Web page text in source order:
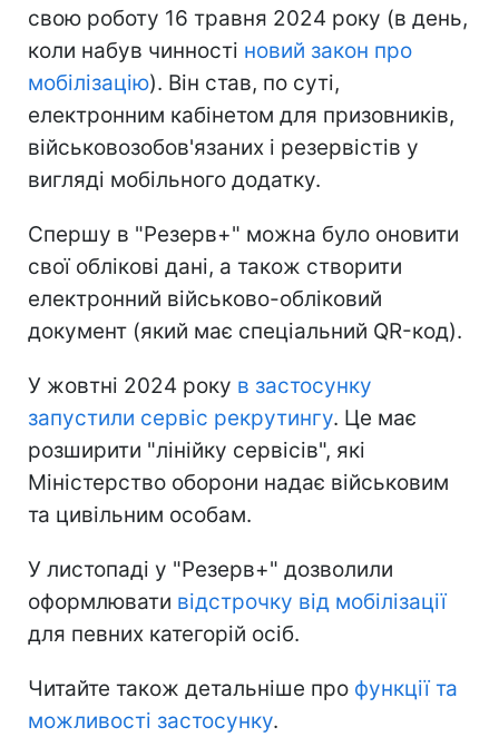
свою роботу 16 травня 2024 року (в день,
коли набув чинності новий закон про
мобілізацію). Він став, по суті,
електронним кабінетом для призовників,
військовозобов'язаних і резервістів у
вигляді мобільного додатку.
Спершу в "Резерв+" можна було оновити
свої облікові дані, а також створити
електронний військово-обліковий
документ (який має спеціальний QR-код).
У жовтні 2024 року в застосунку
запустили сервіс рекрутингу. Це має
розширити "лінійку сервісів", які
Міністерство оборони надає військовим
та цивільним особам.
У листопаді у "Резерв+" дозволили
оформлювати відстрочку від мобілізації
для певних категорій осіб.
Читайте також детальніше про функції та
можливості застосунку.